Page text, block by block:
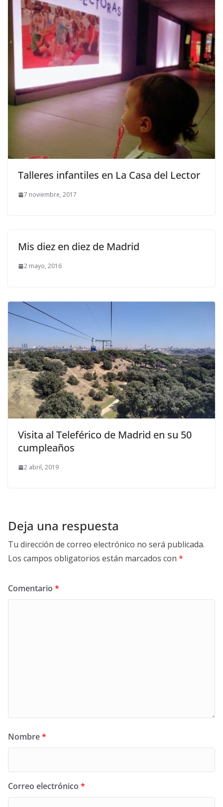
Talleres infantiles en La Casa del Lector
7 noviembre, 2017
Mis diez en diez de Madrid
2 mayo, 2016
Visita al Teleférico de Madrid en su 50
cumpleaños
2 abril, 2019
Deja una respuesta
Tu dirección de correo electrónico no será publicada.
Los campos obligatorios están marcados con *
Comentario *
Nombre*
Correo electrónico *